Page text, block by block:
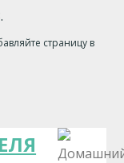
страницу в